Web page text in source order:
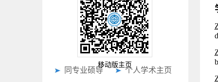
移动版主页
同专业硕导 个人学术主页